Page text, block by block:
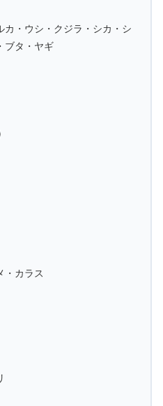
カ・ウシ・クジラ・シカ・シ
ブタ・ヤギ
・カラス